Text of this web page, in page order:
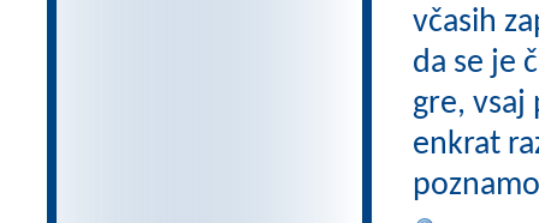
včasih
da se je
gre, vsaj
enkrat